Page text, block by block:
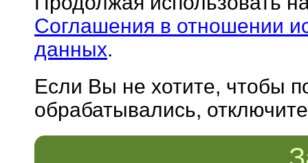
Соглашения в отношении
данных.
Если Вы не хотите, чтобы
обрабатывались,